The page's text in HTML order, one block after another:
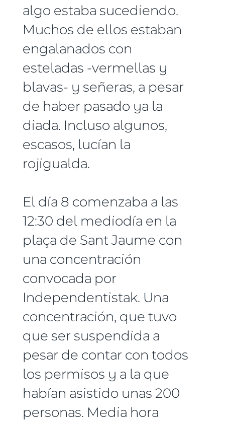
algo estaba sucediendo.
Muchos de ellos estaban
engalanados con
esteladas -vermellas y
blavas- y señeras, a pesar
de haber pasado ya la
diada. Incluso algunos,
escasos, lucían la
rojigualda.
El día 8 comenzaba a las
12:30 del mediodía en la
plaça de Sant Jaume con
una concentración
convocada por
Independentistak. Una
concentración, que tuvo
que ser suspendida a
pesar de contar con todos
los permisos y a la que
habían asistido unas 200
personas. Media hora